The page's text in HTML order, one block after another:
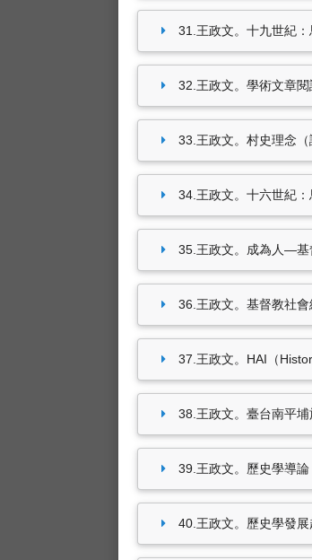
31.王政文。十九世紀
32.王政文。學術文章
33.王政文。村史理念
34.王政文。十六世紀
35.王政文。成為人—基
36.王政文。基督教社
37.王政文。HAI（
38.王政文。臺台南平
39.王政文。歷史學導
40.王政文。歷史學發